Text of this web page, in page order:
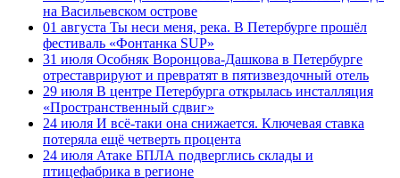
на Васильевском острове
01 августа Ты неси меня, река. В Петербурге прошёл
фестиваль «Фонтанка SUP»
31 июля Особняк Воронцова-Дашкова в Петербурге
отреставрируют и превратят в пятизвездочный отель
29 июля В центре Петербурга открылась инсталляция
«Пространственный сдвиг»
24 июля И всё-таки она снижается. Ключевая ставка
потеряла ещё четверть процента
24 июля Атаке БПЛА подверглись склады и
птицефабрика в регионе